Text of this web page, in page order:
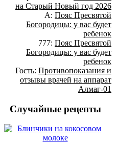
на Старый Новый год 2026
А: Пояс Пресвятой
Богородицы: у вас будет
ребенок
777: Пояс Пресвятой
Богородицы: у вас будет
ребенок
Гость: Противопоказания и
отзывы врачей на аппарат
Алмаг-01
Случайные рецепты